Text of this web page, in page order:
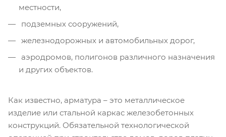
местности,
подземных сооружений,
железнодорожных и автомобильных дорог,
аэродромов, полигонов различного назначения
и других объектов.
Как известно, арматура – это металлическое
изделие или стальной каркас железобетонных
конструкций. Обязательной технологической